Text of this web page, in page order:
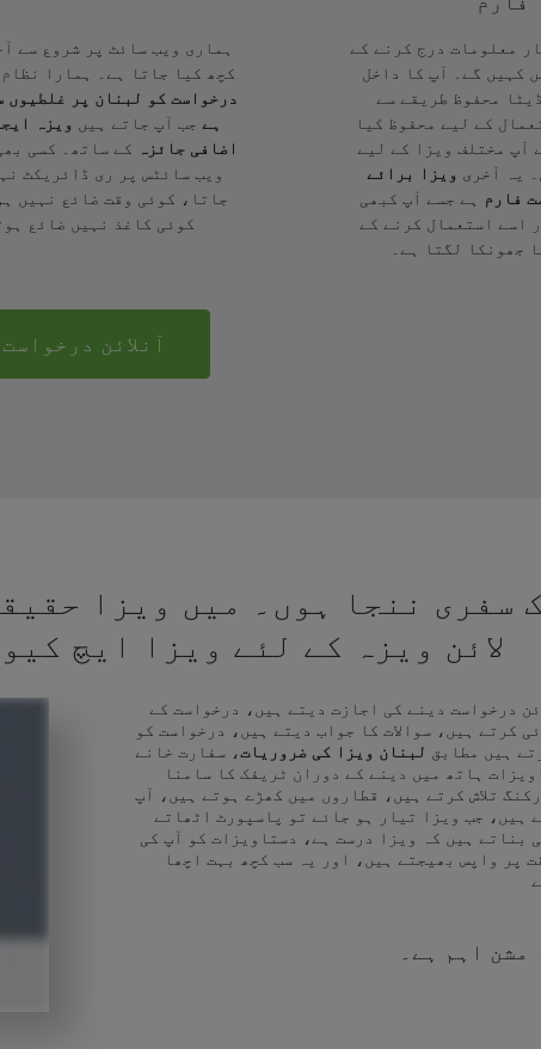
معلومات درج کرنے کے
کہیں گے۔ آپ کا داخل
محفوظ طریقے سے
کے لیے محفوظ کیا
آپ مختلف ویزا کے لیے
یہ آخری ویزا برائے
فارم
ہے جسے آپ کبھی
اسے استعمال کرنے کے
جھونکا لگتا ہے۔
ہماری ویب سائٹ پر شروع سے
کچھ کیا جاتا ہے۔ ہمارا نظام
درخواست کو لبنان پر غلطیوں
ہے جب آپ جاتے ہیں
ویزہ
اضافی جائزہ
کے ساتھ۔ کسی
ویب سائٹس پر ری ڈائریکٹ
جاتا، کوئی وقت ضائع نہیں
کوئی کاغذ نہیں ضائع
آنلائن
سفری ننجا ہوں۔ میں ویزا
لائن ویزہ کے لئے ویزا ایچ
درخواست دینے کی اجازت دیتے ہیں، درخواست کے
کرتے ہیں، سوالات کا جواب دیتے ہیں، درخواست کو
ہیں مطابق
لبنان ویزا کی ضروریات، سفارت خانے
ہاتھ میں دینے کے دوران ٹریفک کا سامنا
تلاش کرتے ہیں، قطاروں میں کھڑے ہوتے ہیں، آپ
ہیں، جب ویزا تیار ہو جائے تو پاسپورٹ اٹھاتے
بناتے ہیں کہ ویزا درست ہے، دستاویزات کو آپ کی
پر واپس بھیجتے ہیں، اور یہ سب کچھ بہت اچھا
مشن اہم ہے۔